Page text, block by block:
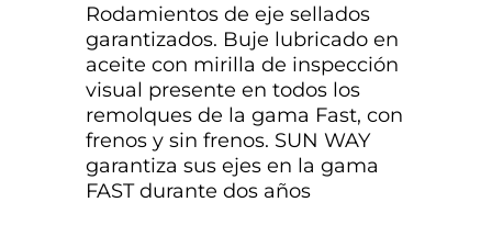
Rodamientos de eje sellados
garantizados. Buje lubricado en
aceite con mirilla de inspección
visual presente en todos los
remolques de la gama Fast, con
frenos y sin frenos. SUN WAY
garantiza sus ejes en la gama
FAST durante dos años